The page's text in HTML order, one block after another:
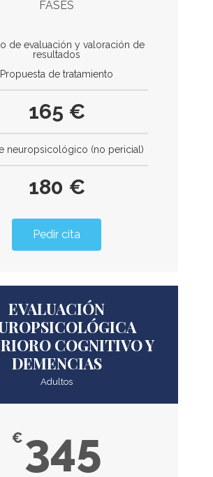
FASES
de evaluación y valoración de
resultados
Propuesta de tratamiento
165 €
neuropsicológico (no pericial)
180 €
Pedir cita
EVALUACIÓN
COGNITIVO Y
DEMENCIAS
Adultos
€ 345